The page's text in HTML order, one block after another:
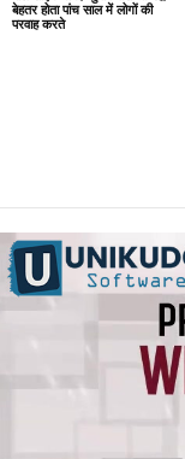
बेहतर होता पांच साल में लोगों की
परवाह करते